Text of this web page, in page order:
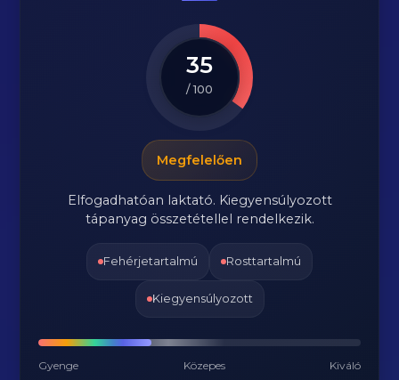
35
/ 100
Megfelelően
Elfogadhatóan laktató. Kiegyensúlyozott
tápanyag összetétellel rendelkezik.
Fehérjetartalmú Rosttartalmú
Kiegyensúlyozott
Gyenge Közepes Kiváló